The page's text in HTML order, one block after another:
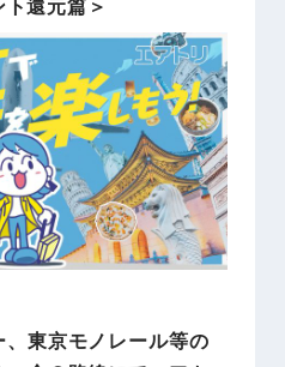
ト還元篇＞
東京モノレール等の